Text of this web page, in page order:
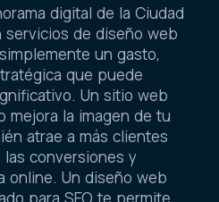
digital de la Ciudad
de diseño web
un gasto,
que puede
Un sitio web
mejora la imagen de tu
atrae a más clientes
conversiones y
online. Un diseño web